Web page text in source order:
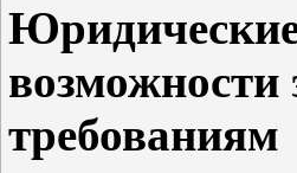
Юридические
требованиям